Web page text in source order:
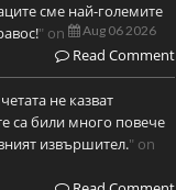
сме най-големите
" on Aug 06 2026
Read Comment
не казват
са били много повече
извършител." on